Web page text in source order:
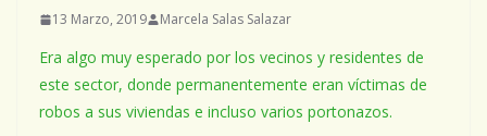
13 Marzo, 2019 Marcela Salas Salazar
Era algo muy esperado por los vecinos y residentes de
este sector, donde permanentemente eran víctimas de
robos a sus viviendas e incluso varios portonazos.